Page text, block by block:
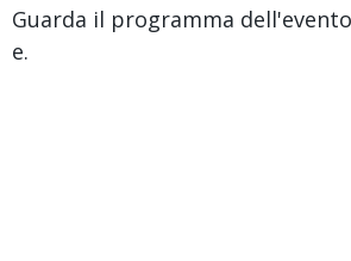
Guarda il programma
e.